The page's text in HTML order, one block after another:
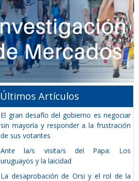
Últimos Artículos
El gran desafío del gobierno es negociar
sin mayoría y responder a la frustración
de sus votantes
Ante la/s visita/s del Papa: Los
uruguayos y la laicidad
La desaprobación de Orsi y el rol de la